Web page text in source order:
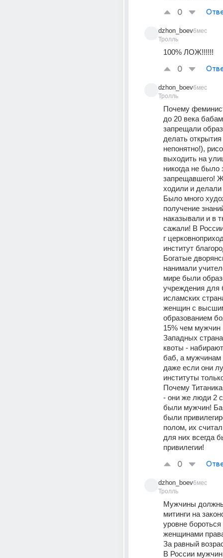
0
dzhon_boev
Тролль
6мес
100% ЛОЖ!!!!!!
0
dzhon_boev
Тролль
6мес
Почему
до 20 века
запрещали
делать
непонятно!),
выходить на
никогда не было
запрещавшего!
ходили и делали
Было много
получение
наказывали и в
сажали! В
г
институт
Богатые
нанимали
мире были
учреждения для
исламских
женщин с
образованием
15% чем мужчин
Западных
квоты -
баб, а мужчинам
даже если они
институты
Почему
- они же люди 2
были мужчин!
были
полом, их
для них всегда
привилегии!
0
dzhon_boev
Тролль
6мес
Мужчины
митинги на
уровне
женщинами
За равный
В России